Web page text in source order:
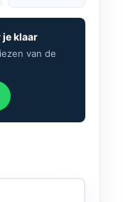
je klaar
van de